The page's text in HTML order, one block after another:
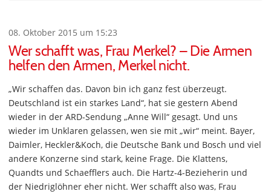
08. Oktober 2015 um 15:23
Wer schafft was, Frau Merkel? – Die Armen
helfen den Armen, Merkel nicht.
„Wir schaffen das. Davon bin ich ganz fest überzeugt.
Deutschland ist ein starkes Land“, hat sie gestern Abend
wieder in der ARD-Sendung „Anne Will“ gesagt. Und uns
wieder im Unklaren gelassen, wen sie mit „wir“ meint. Bayer,
Daimler, Heckler&Koch, die Deutsche Bank und Bosch und viel
andere Konzerne sind stark, keine Frage. Die Klattens,
Quandts und Schaefflers auch. Die Hartz-4-Bezieherin und
der Niedriglöhner eher nicht. Wer schafft also was, Frau